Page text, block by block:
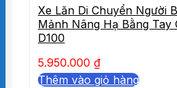
Xe Lăn Di Chuyển Người
Mảnh Nâng Hạ Bằng Tay
D100
5.950.000 ₫
Thêm vào giỏ hàng